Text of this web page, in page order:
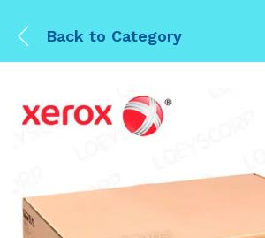
Back to Category